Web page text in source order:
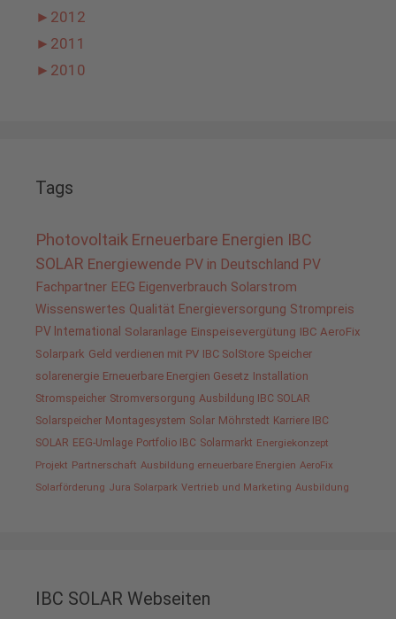
► 2012
► 2011
► 2010
Tags
Photovoltaik Erneuerbare Energien IBC
SOLAR Energiewende PV in Deutschland PV
Fachpartner EEG Eigenverbrauch Solarstrom
Wissenswertes Qualität Energieversorgung Strompreis
PV International Solaranlage Einspeisevergütung IBC AeroFix
Solarpark Geld verdienen mit PV IBC SolStore Speicher
solarenergie Erneuerbare Energien Gesetz Installation
Stromspeicher Stromversorgung Ausbildung IBC SOLAR
Solarspeicher Montagesystem Solar Möhrstedt Karriere IBC
SOLAR EEG-Umlage Portfolio IBC Solarmarkt Energiekonzept
Projekt Partnerschaft Ausbildung erneuerbare Energien AeroFix
Solarförderung Jura Solarpark Vertrieb und Marketing Ausbildung
IBC SOLAR Webseiten